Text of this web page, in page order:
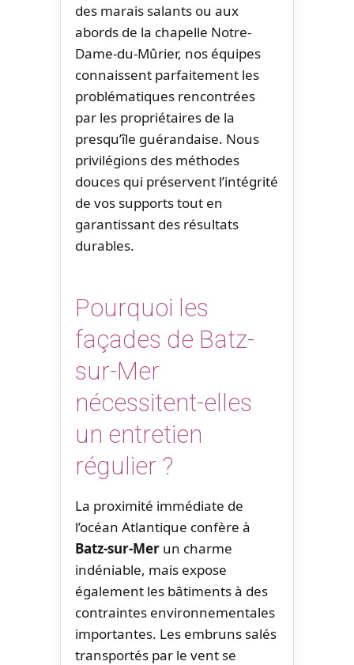
des marais salants ou aux
abords de la chapelle Notre-
Dame-du-Mûrier, nos équipes
connaissent parfaitement les
problématiques rencontrées
par les propriétaires de la
presqu’île guérandaise. Nous
privilégions des méthodes
douces qui préservent l’intégrité
de vos supports tout en
garantissant des résultats
durables.
Pourquoi les
façades de Batz-
sur-Mer
nécessitent-elles
un entretien
régulier ?
La proximité immédiate de
l’océan Atlantique confère à
Batz-sur-Mer un charme
indéniable, mais expose
également les bâtiments à des
contraintes environnementales
importantes. Les embruns salés
transportés par le vent se